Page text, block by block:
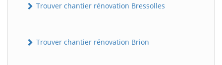
Trouver chantier rénovation Bressolles
Trouver chantier rénovation Brion